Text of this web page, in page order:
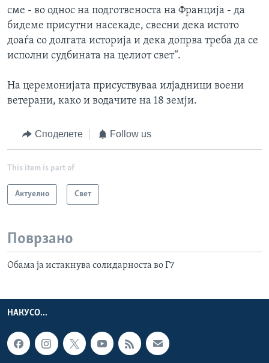
сме - во однос на подготвеноста на Франција - да
бидеме присутни насекаде, свесни дека истото
доаѓа со долгата историја и дека допрва треба да се
исполни судбината на целиот свет“.
На церемонијата присуствуваа илјадници воени
ветерани, како и водачите на 18 земји.
Споделете Follow us
This item is part of
Актуелно Свет
Поврзано
Обама ја истакнува солидарноста во Г7
НАКУСО...